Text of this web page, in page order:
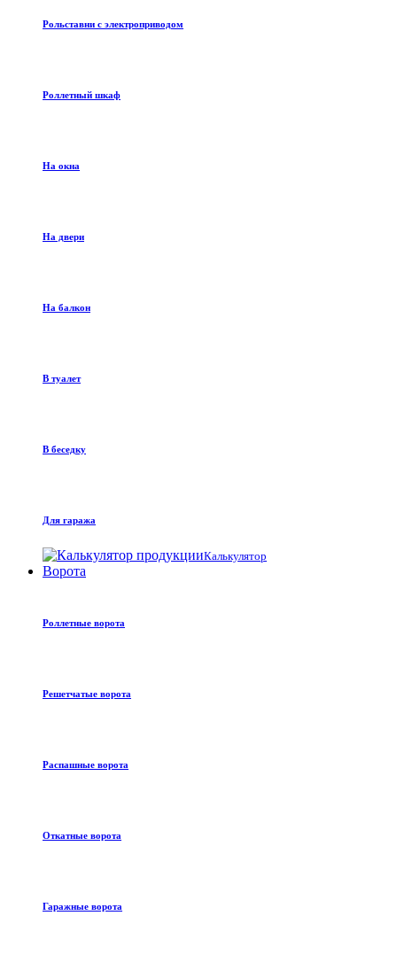
Рольставни с электроприводом
Роллетный шкаф
На окна
На двери
На балкон
В туалет
В беседку
Для гаража
Калькулятор
Ворота
Роллетные ворота
Решетчатые ворота
Распашные ворота
Откатные ворота
Гаражные ворота